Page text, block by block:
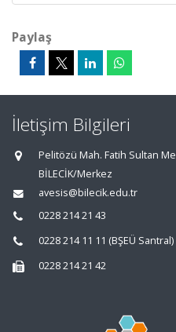
Paylaş
İletişim Bilgileri
Pelitözü Mah. Fatih Sultan
BİLECİK/Merkez
avesis@bilecik.edu.tr
0228 214 21 43
0228 214 11 11 (BŞEÜ Santral)
0228 214 21 42